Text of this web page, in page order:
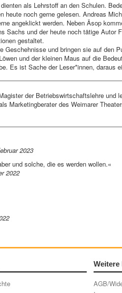
als Lehrstoff an den Schulen.
heute noch gerne gelesen. Andreas
angeklickt werden. Neben Äsop
Sachs und der heute noch tätige Autor
gestaltet.
Geschehnisse und bringen sie auf den
und der kleinen Maus auf die
Es ist Sache der Leser*innen, daraus
der Betriebswirtschaftslehre und
Marketingberater des Weimarer
2023
und solche, die es werden wollen.«
2022
Weitere
AGB/